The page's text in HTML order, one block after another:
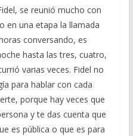
se reunió mucho con
en una etapa la llamada
conversando, es
hasta las tres, cuatro,
varias veces. Fidel no
para hablar con cada
porque hay veces que
y te das cuenta que
es pública o que es para